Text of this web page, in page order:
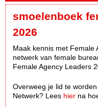
smoelenboek
2026
Maak kennis met Female
netwerk van female
Female Agency Leaders
Overweeg je lid te
Netwerk? Lees hier na